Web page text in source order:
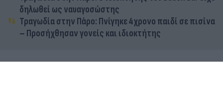
δηλωθεί ως ναυαγοσώστης
Τραγωδία στην Πάρο: Πνίγηκε 4χρονο παιδί σε πισίνα
– Προσήχθησαν γονείς και ιδιοκτήτης